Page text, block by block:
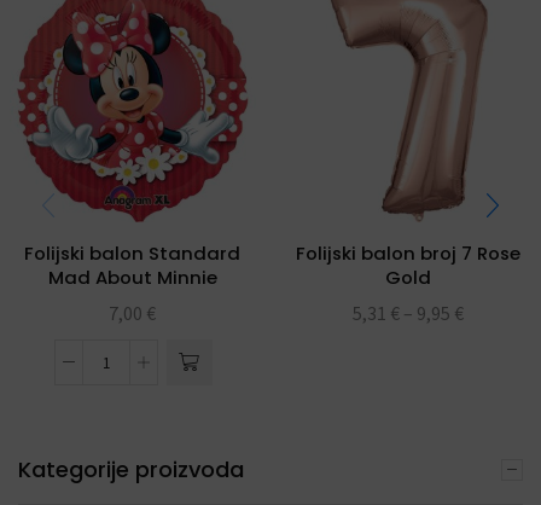
Folijski balon Standard
Mad About Minnie
7,00 €
Folijski balon broj 7 Rose
Gold
5,31 € – 9,95 €
Kategorije proizvoda